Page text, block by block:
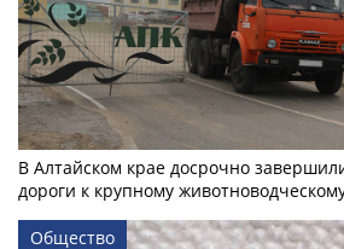
В Алтайском крае досрочно
дороги к крупному
Общество